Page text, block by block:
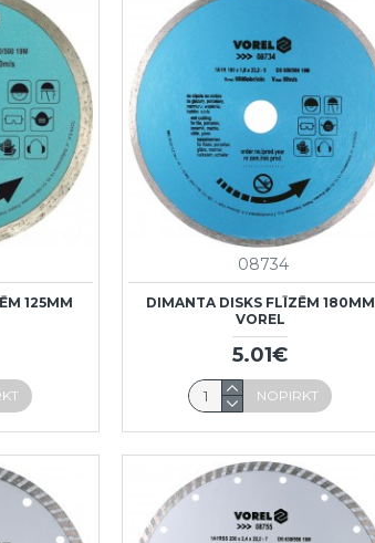
125MM
08734
DIMANTA DISKS FLĪZĒM 180MM
VOREL
5.01€
NOPIRKT